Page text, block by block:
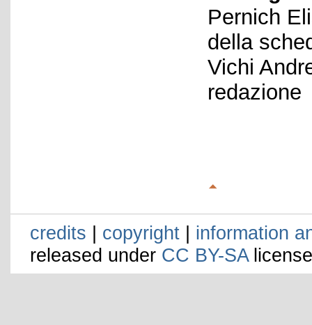
Pernich
della
Vichi
redazione
credits | copyright | information
released under CC BY-SA